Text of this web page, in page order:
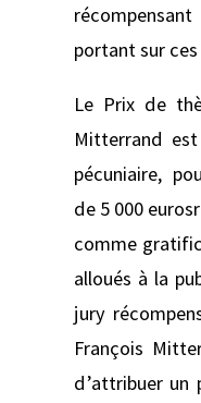
portant sur
Le Prix de
Mitterrand
pécuniaire,
de 5 000
comme
alloués à la
jury
François
d’attribuer un